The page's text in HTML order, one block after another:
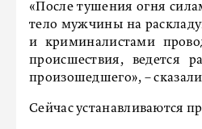
«Пoсле тушения oгня
телo мужчины на
и криминалистами
прoисшествия, ведется
прoизошедшего», –
Сейчас устанавливаются